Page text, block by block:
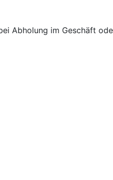
Abholung im Geschäft